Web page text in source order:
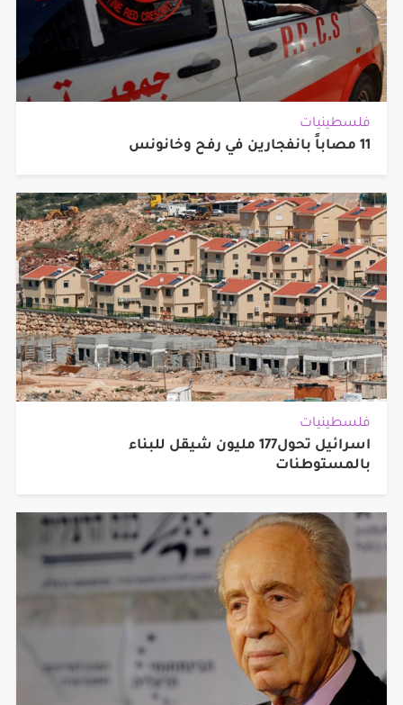
فلسطينيات
11 مصاباً بانفجارين في رفح وخانونس
فلسطينيات
اسرائيل تحول177 مليون شيقل للبناء
بالمستوطنات